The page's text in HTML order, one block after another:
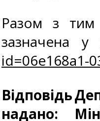
Разом з тим
зазначена
id=06e168a1-
Відповідь
надано: